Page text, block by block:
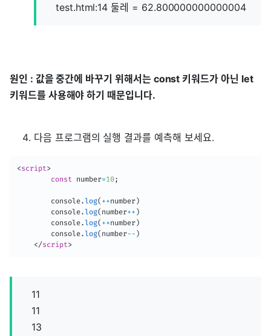
test.html:14 둘레 = 62.800000000000004
원인 : 값을 중간에 바꾸기 위해서는 const 키워드가 아닌 let
키워드를 사용해야 하기 때문입니다.
다음 프로그램의 실행 결과를 예측해 보세요.
<script>
const number=10;
        console
.log( ++number)
        console
.log( number++ )
        console
.log( ++number)
        console
.log( number-- )
</script>
11
11
13